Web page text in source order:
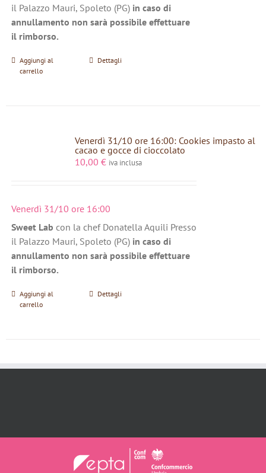
il Palazzo Mauri, Spoleto (PG) in caso di
annullamento non sarà possibile effettuare
il rimborso.
Aggiungi al
carrello
Dettagli
Venerdì 31/10 ore 16:00: Cookies impasto al
cacao e gocce di cioccolato
10,00 € iva inclusa
Venerdì 31/10 ore 16:00
Sweet Lab con la chef Donatella Aquili Presso
il Palazzo Mauri, Spoleto (PG) in caso di
annullamento non sarà possibile effettuare
il rimborso.
Aggiungi al
carrello
Dettagli